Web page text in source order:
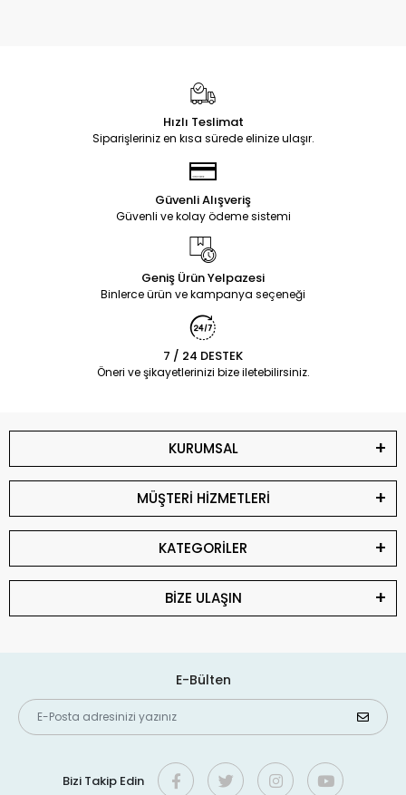
Hızlı Teslimat
Siparişleriniz en kısa sürede elinize ulaşır.
Güvenli Alışveriş
Güvenli ve kolay ödeme sistemi
Geniş Ürün Yelpazesi
Binlerce ürün ve kampanya seçeneği
7 / 24 DESTEK
Öneri ve şikayetlerinizi bize iletebilirsiniz.
KURUMSAL
MÜŞTERİ HİZMETLERİ
KATEGORİLER
BİZE ULAŞIN
E-Bülten
Bizi Takip Edin